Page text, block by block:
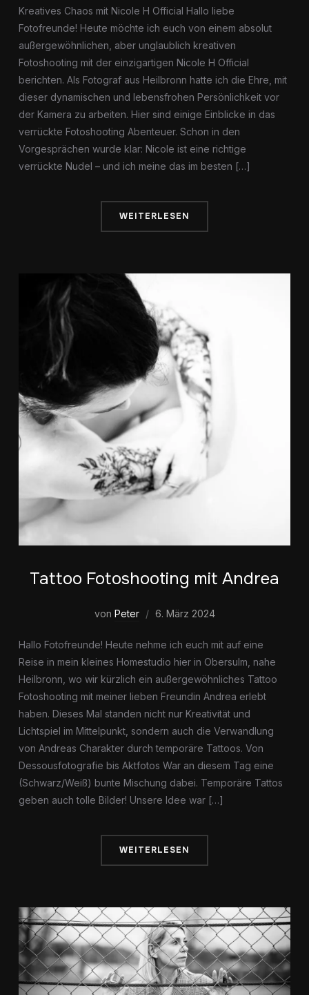
Kreatives Chaos mit Nicole H Official Hallo liebe
Fotofreunde! Heute möchte ich euch von einem absolut
außergewöhnlichen, aber unglaublich kreativen
Fotoshooting mit der einzigartigen Nicole H Official
berichten. Als Fotograf aus Heilbronn hatte ich die Ehre, mit
dieser dynamischen und lebensfrohen Persönlichkeit vor
der Kamera zu arbeiten. Hier sind einige Einblicke in das
verrückte Fotoshooting Abenteuer. Schon in den
Vorgesprächen wurde klar: Nicole ist eine richtige
verrückte Nudel – und ich meine das im besten […]
WEITERLESEN
Tattoo Fotoshooting mit Andrea
von Peter 6. März 2024
Hallo Fotofreunde! Heute nehme ich euch mit auf eine
Reise in mein kleines Homestudio hier in Obersulm, nahe
Heilbronn, wo wir kürzlich ein außergewöhnliches Tattoo
Fotoshooting mit meiner lieben Freundin Andrea erlebt
haben. Dieses Mal standen nicht nur Kreativität und
Lichtspiel im Mittelpunkt, sondern auch die Verwandlung
von Andreas Charakter durch temporäre Tattoos. Von
Dessousfotografie bis Aktfotos War an diesem Tag eine
(Schwarz/Weiß) bunte Mischung dabei. Temporäre Tattos
geben auch tolle Bilder! Unsere Idee war […]
WEITERLESEN